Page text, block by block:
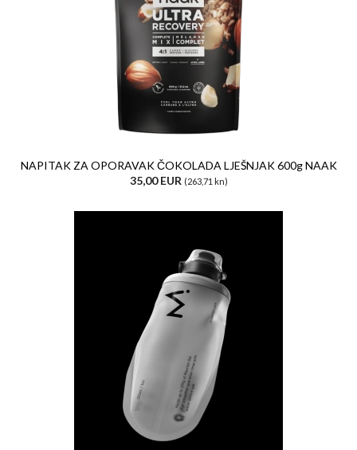
NAPITAK ZA OPORAVAK ČOKOLADA LJEŠNJAK 600g NAAK
35,00 EUR (263,71 kn)